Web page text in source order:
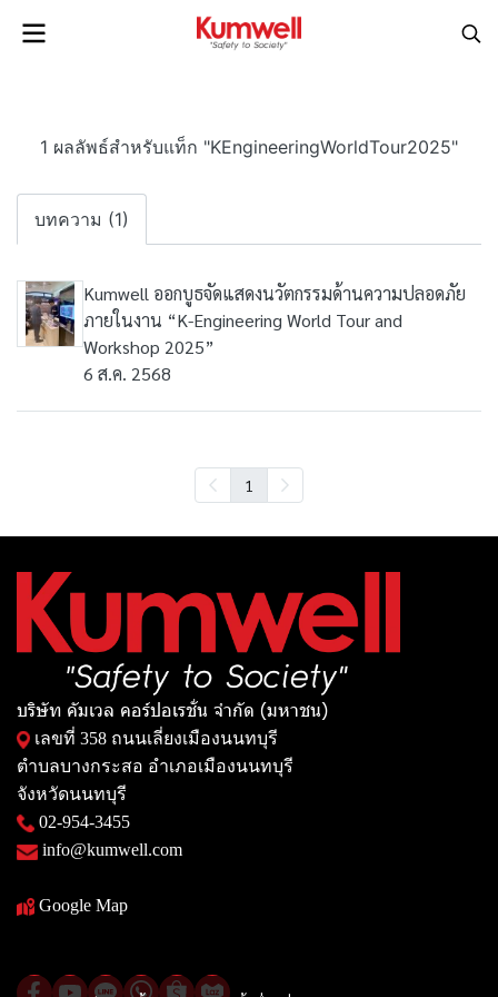
1 ผลลัพธ์สำหรับแท็ก "KEngineeringWorldTour2025"
บทความ (1)
Kumwell ออกบูธจัดแสดงนวัตกรรมด้านความปลอดภัย
ภายในงาน “K-Engineering World Tour and
Workshop 2025”
6 ส.ค. 2568
1
บริษัท คัมเวล คอร์ปอเรชั่น จำกัด (มหาชน)
เลขที่ 358 ถนนเลี่ยงเมืองนนทบุรี
ตำบลบางกระสอ อำเภอเมืองนนทบุรี
จังหวัดนนทบุรี
02-954-3455
info@kumwell.com
Google Map